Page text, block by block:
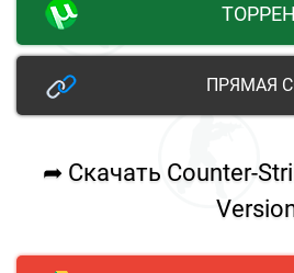
ПРЯМАЯ
➦ Скачать Counter-